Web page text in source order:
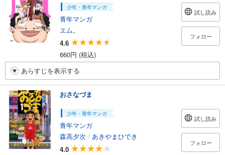
少年・青年マンガ
青年マンガ
エム。
4.6
660円 (税込)
試し読み
フォロー
あらすじを表示する
おさなづま
少年・青年マンガ
青年マンガ
森高夕次 / あきやまひでき
4.0
試し読み
フォロー